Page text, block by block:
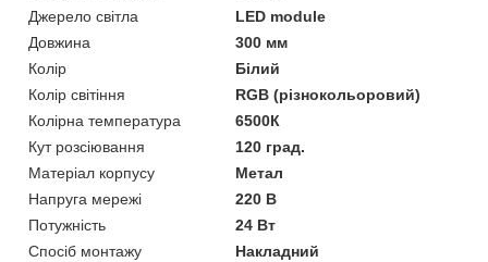
Джерело світла
LED module
Довжина
300 мм
Колір
Білий
Колір світіння
RGB (різнокольоровий)
Колірна температура
6500К
Кут розсіювання
120 град.
Матеріал корпусу
Метал
Напруга мережі
220 В
Потужність
24 Вт
Спосіб монтажу
Накладний